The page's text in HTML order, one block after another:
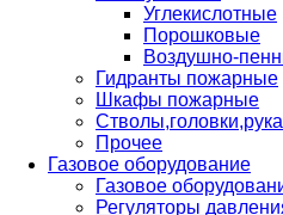
Углекислотные
Порошковые
Воздушно-
Гидранты пожарные
Шкафы пожарные
Прочее
Газовое оборудование
Газовое
Регуляторы